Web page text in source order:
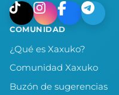
COMUNIDAD
¿Qué es Xaxuko?
Comunidad Xaxuko
Buzón de sugerencias